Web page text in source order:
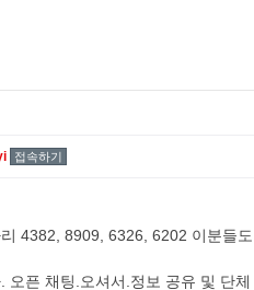
접속하기
4382, 8909, 6326, 6202 이분들
픈 채팅.오셔서.정보 공유 및 단체